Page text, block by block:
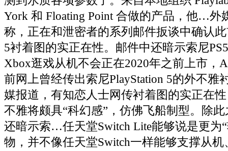
York 和 Floating Point 合做的产品，他…外
称，正在和泄密者的系列邮件扳谈中确认此
5衬着图的实正在性。邮件中还暗示索尼
Xbox逛戏从机不会正在2020年之前上市
前网上曾经传出索尼PlayStation 5的外不雅
媒报道，有知恋人士网传衬着图的实正在性
不雅将颇具“科幻感”，仿佛飞船制型。除
还暗示索…任天堂Switch Lite能够说是更为
物，并不像任天堂Switch一样能够支撑从